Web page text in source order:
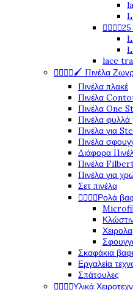

lace
🖌️ Πινέλα
Πινέλα πλακέ
Πινέλα
Πινέλα One
Πινέλα
Πινέλα για
Πινέλα
Διάφορα
Πινέλα
Πινέλα για
Σετ πινέλα
Ρολά
Σκαφάκια
Εργαλεία
Σπάτουλες
Υλικά